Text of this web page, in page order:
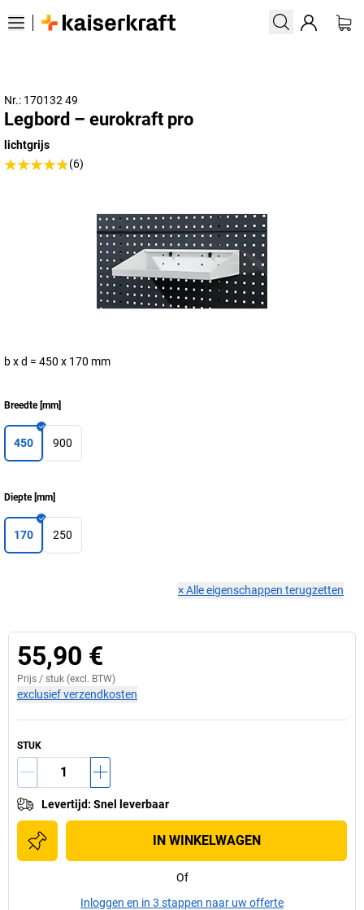
Nr.: 170132 49
Legbord – eurokraft pro
lichtgrijs
(6)
b x d = 450 x 170 mm
Breedte[mm]
450 900
Diepte[mm]
170 250
×Alle eigenschappen terugzetten
55,90 €
Prijs / stuk (excl. BTW)
exclusief verzendkosten
STUK
Levertijd: Snel leverbaar
IN WINKELWAGEN
Of
Inloggen en in 3 stappen naar uw offerte